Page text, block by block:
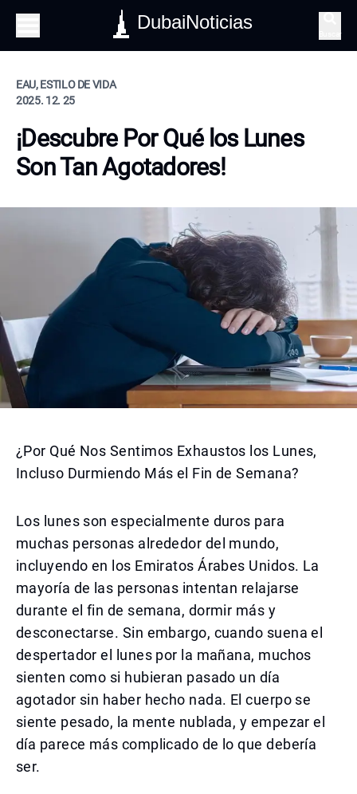
DubaiNoticias
EAU, ESTILO DE VIDA
2025. 12. 25
¡Descubre Por Qué los Lunes
Son Tan Agotadores!
¿Por Qué Nos Sentimos Exhaustos los Lunes,
Incluso Durmiendo Más el Fin de Semana?
Los lunes son especialmente duros para
muchas personas alrededor del mundo,
incluyendo en los Emiratos Árabes Unidos. La
mayoría de las personas intentan relajarse
durante el fin de semana, dormir más y
desconectarse. Sin embargo, cuando suena el
despertador el lunes por la mañana, muchos
sienten como si hubieran pasado un día
agotador sin haber hecho nada. El cuerpo se
siente pesado, la mente nublada, y empezar el
día parece más complicado de lo que debería
ser.